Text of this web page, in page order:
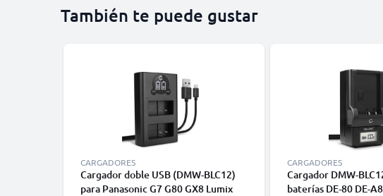
También te puede gustar
CARGADORES
Cargador doble USB (DMW-BLC12)
para Panasonic G7 G80 GX8 Lumix
CARGADORES
Cargador DMW-
baterías DE-80 DE-